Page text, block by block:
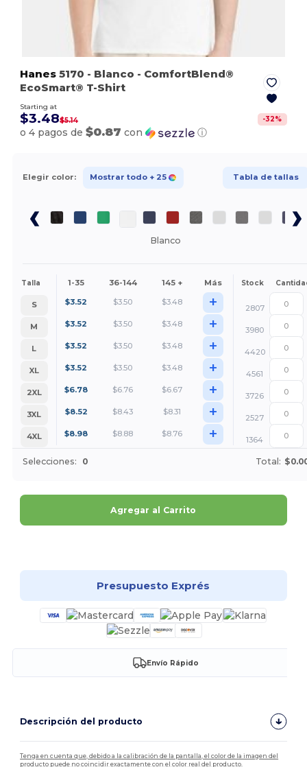
Hanes 5170 - Blanco - ComfortBlend®
EcoSmart® T-Shirt
Starting at
$3.48$5.14 -32%
o 4 pagos de$0.87 con ⓘ
Elegir color: Mostrar todo + 25 Tabla de tallas
Blanco
Talla 1-35 36-144 145 + Más Stock
S $3.52 $3.50 $3.48 +
2807
M
$3.52 $3.50 $3.48 +
3980
L
$3.52 $3.50 $3.48 +
4420
XL
$3.52 $3.50 $3.48 +
4561
2XL
$6.78 $6.76 $6.67 +
3726
3XL
$8.52 $8.43 $8.31 +
2527
4XL
$8.98 $8.88 $8.76 + 1364
Selecciones: 0 Total:
Agregar al Carrito
Presupuesto Exprés
Envío Rápido
Descripción del producto
Tenga en cuenta que, debido a la calibración de la pantalla, el color de la imagen del
producto puede no coincidir exactamente con el color real del producto.